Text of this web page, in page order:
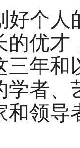
好个人
的优
三年和
学者、
和领导